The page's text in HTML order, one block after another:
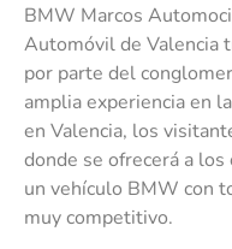
BMW Marcos
Automóvil de Valencia
por parte del
amplia experiencia en
en Valencia, los
donde se ofrecerá a
un vehículo BMW con
muy competitivo.